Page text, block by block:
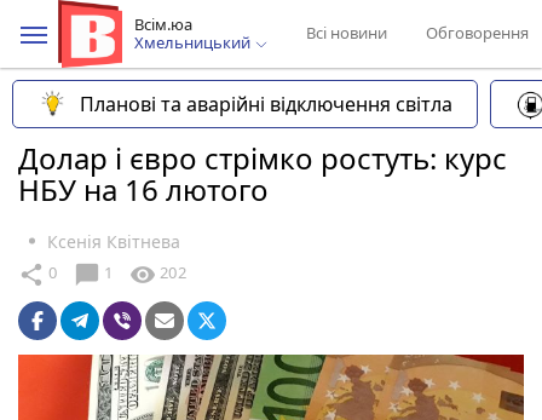
Всім.юа
Хмельницький
Всі новини Обговорення
Планові та аварійні відключення світла
Долар і євро стрімко ростуть: курс
НБУ на 16 лютого
Ксенія Квітнева
share 0 chat_bubble 1 visibility 202